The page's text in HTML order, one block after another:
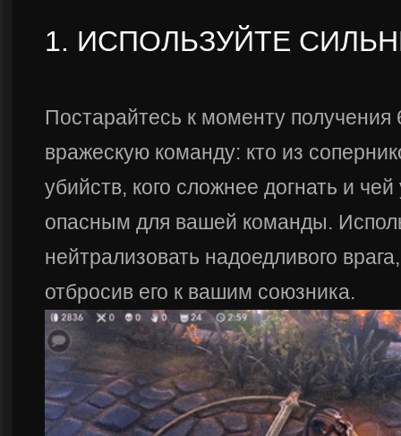
1. ИСПОЛЬЗУЙТЕ
Постарайтесь к моменту получения
вражескую команду: кто из
убийств, кого сложнее догнать и
опасным для вашей команды.
нейтрализовать надоедливого
отбросив его к вашим союзника.